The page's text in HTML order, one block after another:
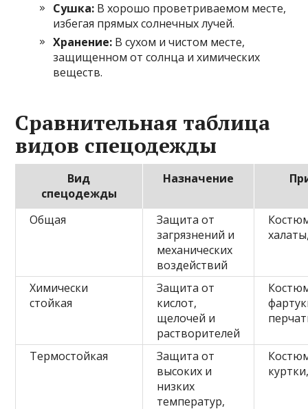
Сушка: В хорошо проветриваемом месте,
избегая прямых солнечных лучей.
Хранение: В сухом и чистом месте,
защищенном от солнца и химических
веществ.
Сравнительная таблица
видов спецодежды
Вид
спецодежды
Назначение
Общая
Защита от
загрязнений и
механических
воздействий
Химически
стойкая
Защита от
кислот,
щелочей и
растворителей
Термостойкая
Защита от
высоких и
низких
температур,